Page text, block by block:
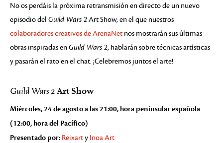
No os perdáis la próxima retransmisión en directo de un nuevo
episodio del Guild Wars 2Art Show, en el que nuestros
colaboradores creativos de ArenaNet nos mostrarán sus últimas
obras inspiradas enGuild Wars 2, hablarán sobre técnicas artísticas
y pasarán el rato en el chat. ¡Celebremos juntos el arte!
Guild Wars 2 Art Show
Miércoles, 24 de agosto a las 21:00, hora peninsular española
(12:00, hora del Pacífico)
Presentado por: Reixarty Inoa Art